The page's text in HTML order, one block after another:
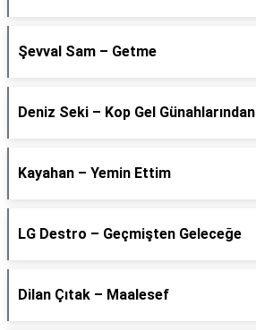
Şevval Sam – Getme
Deniz Seki – Kop Gel Günahlarından
Kayahan – Yemin Ettim
LG Destro – Geçmişten Geleceğe
Dilan Çıtak – Maalesef